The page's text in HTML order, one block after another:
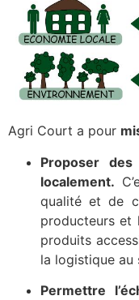
Agri Court a pour
Proposer des
localement.
qualité et de
producteurs et
produits
la logistique au
Permettre